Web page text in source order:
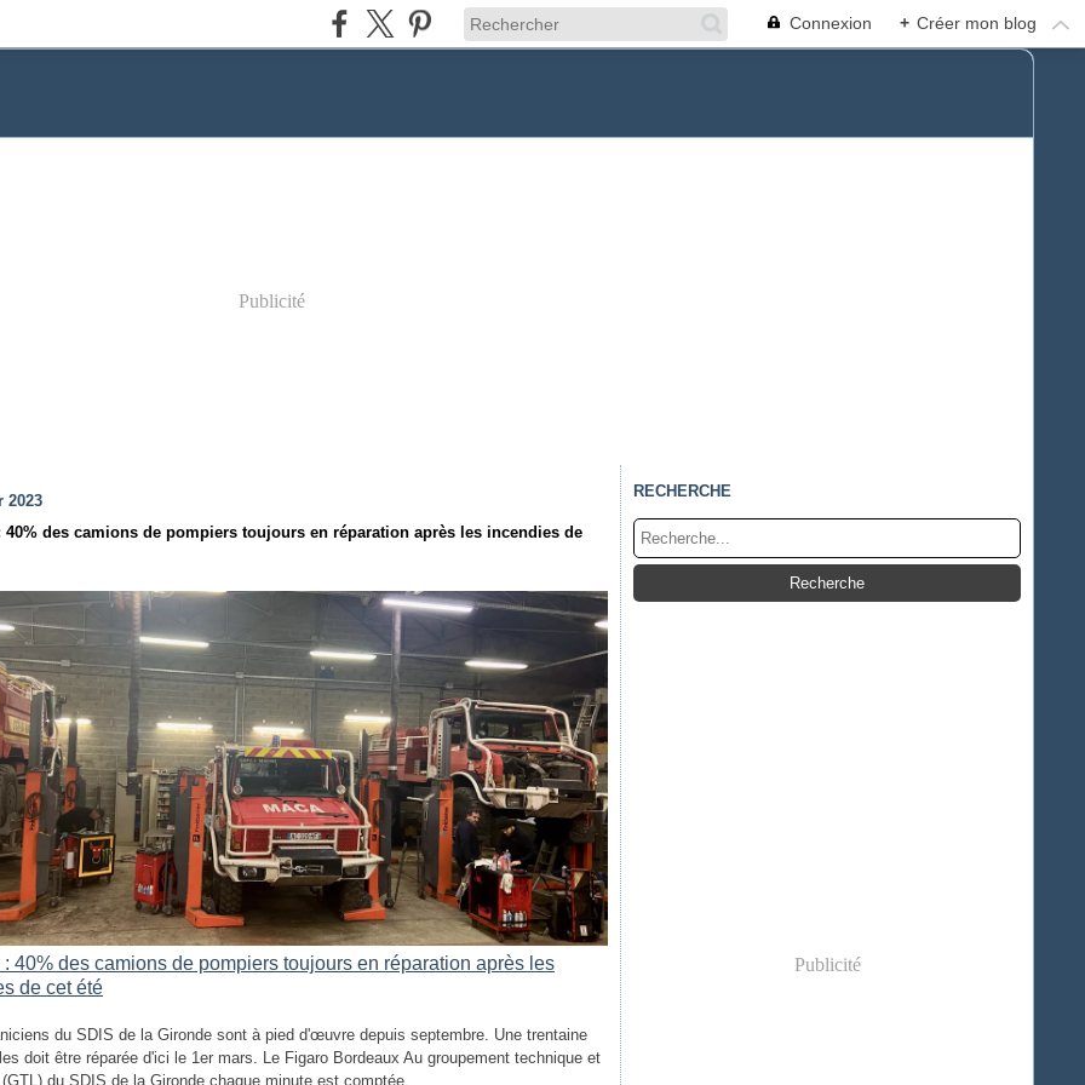
Connexion + Créer mon blog
Publicité
2023
40% des camions de pompiers toujours en réparation après les incendies de
: 40% des camions de pompiers toujours en réparation après les
de cet été
du SDIS de la Gironde sont à pied d'œuvre depuis septembre. Une trentaine
doit être réparée d'ici le 1er mars. Le Figaro Bordeaux Au groupement technique et
(GTL) du SDIS de la Gironde chaque minute est comptée.
RECHERCHE
Publicité